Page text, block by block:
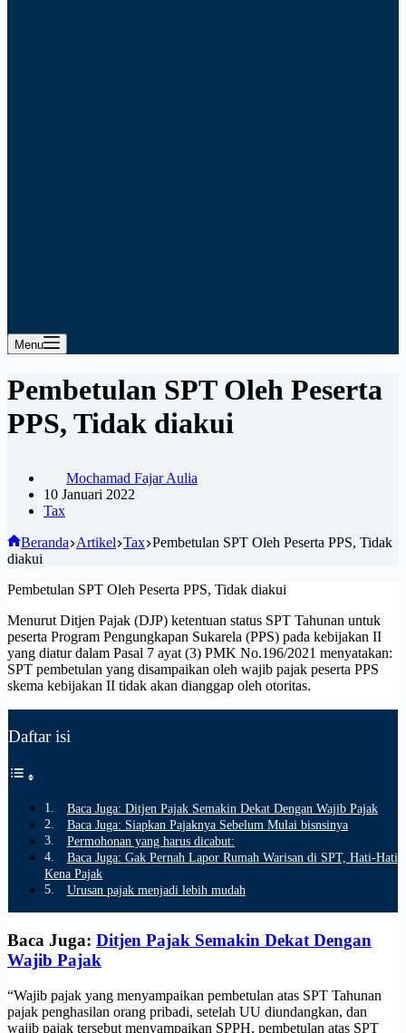
Menu
Pembetulan SPT Oleh Peserta
PPS, Tidak diakui
Mochamad Fajar Aulia
10 Januari 2022
Tax
Beranda Artikel Tax Pembetulan SPT Oleh Peserta PPS, Tidak
diakui
Pembetulan SPT Oleh Peserta PPS, Tidak diakui
Menurut Ditjen Pajak (DJP) ketentuan status SPT Tahunan untuk
peserta Program Pengungkapan Sukarela (PPS) pada kebijakan II
yang diatur dalam Pasal 7 ayat (3) PMK No.196/2021 menyatakan:
SPT pembetulan yang disampaikan oleh wajib pajak peserta PPS
skema kebijakan II tidak akan dianggap oleh otoritas.
Daftar isi
Baca Juga: Ditjen Pajak Semakin Dekat Dengan Wajib Pajak
Baca Juga: Siapkan Pajaknya Sebelum Mulai bisnsinya
Permohonan yang harus dicabut:
Baca Juga: Gak Pernah Lapor Rumah Warisan di SPT, Hati-Hati
Kena Pajak
Urusan pajak menjadi lebih mudah
Baca Juga: Ditjen Pajak Semakin Dekat Dengan
Wajib Pajak
“Wajib pajak yang menyampaikan pembetulan atas SPT Tahunan
pajak penghasilan orang pribadi, setelah UU diundangkan, dan
wajib pajak tersebut menyampaikan SPPH, pembetulan atas SPT